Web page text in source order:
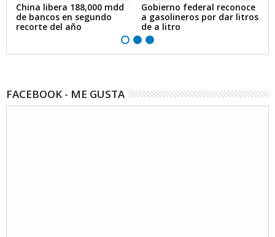
China libera 188,000 mdd
de bancos en segundo
recorte del año
Gobierno federal reconoce
a gasolineros por dar litros
de a litro
FACEBOOK - ME GUSTA